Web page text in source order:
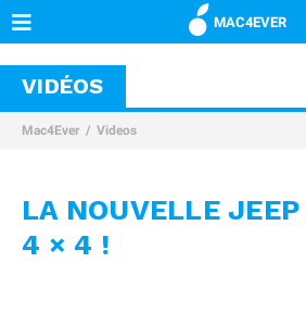
MAC4EVER
VIDÉOS
Mac4Ever Videos
LA NOUVELLE JEEP
4 × 4 !